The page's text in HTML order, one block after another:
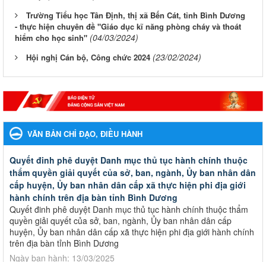
Trường Tiểu học Tân Định, thị xã Bến Cát, tỉnh Bình Dương
- thực hiện chuyên đề "Giáo dục kĩ năng phòng cháy và thoát
hiểm cho học sinh" (04/03/2024)
Hội nghị Cán bộ, Công chức 2024 (23/02/2024)
VĂN BẢN CHỈ ĐẠO, ĐIỀU HÀNH
Quyết đinh phê duyệt Danh mục thủ tục hành chính thuộc
thẩm quyền giải quyết của sở, ban, ngành, Ủy ban nhân dân
cấp huyện, Ủy ban nhân dân cấp xã thực hiện phi địa giới
hành chính trên địa bàn tỉnh Bình Dương
Quyết đinh phê duyệt Danh mục thủ tục hành chính thuộc thẩm
quyền giải quyết của sở, ban, ngành, Ủy ban nhân dân cấp
huyện, Ủy ban nhân dân cấp xã thực hiện phi địa giới hành chính
trên địa bàn tỉnh Bình Dương
Ngày ban hành: 13/03/2025